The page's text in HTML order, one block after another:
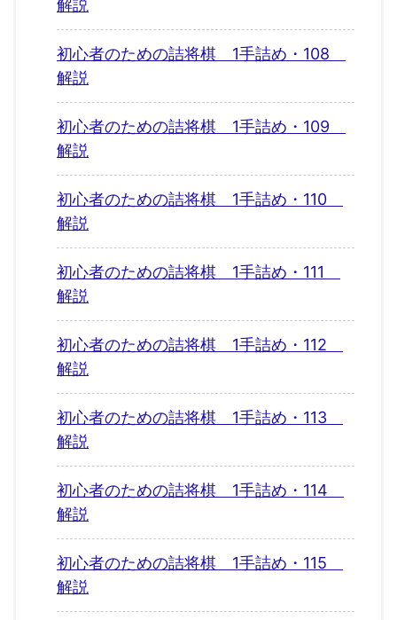
解説
初心者のための詰将棋 1手詰め・108
解説
初心者のための詰将棋 1手詰め・109
解説
初心者のための詰将棋 1手詰め・110
解説
初心者のための詰将棋 1手詰め・111
解説
初心者のための詰将棋 1手詰め・112
解説
初心者のための詰将棋 1手詰め・113
解説
初心者のための詰将棋 1手詰め・114
解説
初心者のための詰将棋 1手詰め・115
解説